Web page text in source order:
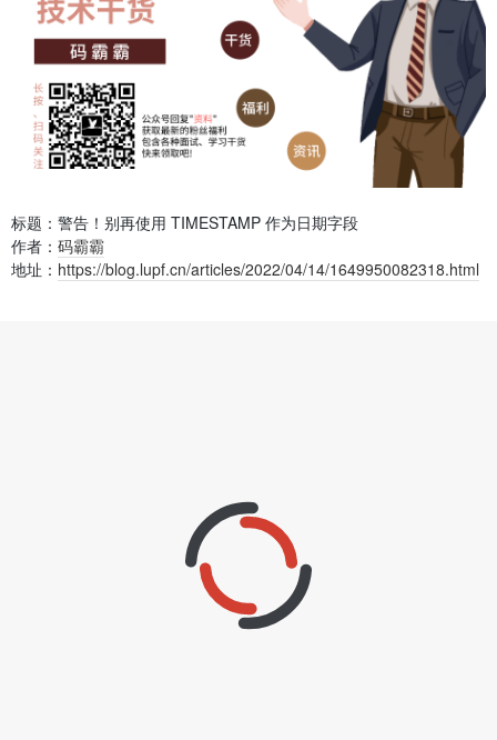
标题：警告！别再使用 TIMESTAMP 作为日期字段
作者： 码霸霸
地址： https://blog.lupf.cn/articles/2022/04/14/1649950082318.html